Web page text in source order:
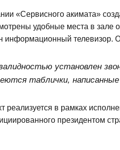
«Сервисного акимата»
удобные места в зале
информационный телевизор.
установлен
таблички,
реализуется в рамках
президентом